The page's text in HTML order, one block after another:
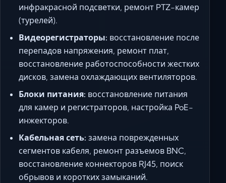
инфракрасной подсветки, ремонт PTZ-камер
(турелей).
Видеорегистраторы: восстановление после
перепадов напряжения, ремонт плат,
восстановление работоспособности жестких
дисков, замена охлаждающих вентиляторов.
Блоки питания: восстановление питания
для камер и регистраторов, настройка PoE-
инжекторов.
Кабельная сеть: замена поврежденных
сегментов кабеля, ремонт разъемов BNC,
восстановление коннекторов RJ45, поиск
обрывов и коротких замыканий.